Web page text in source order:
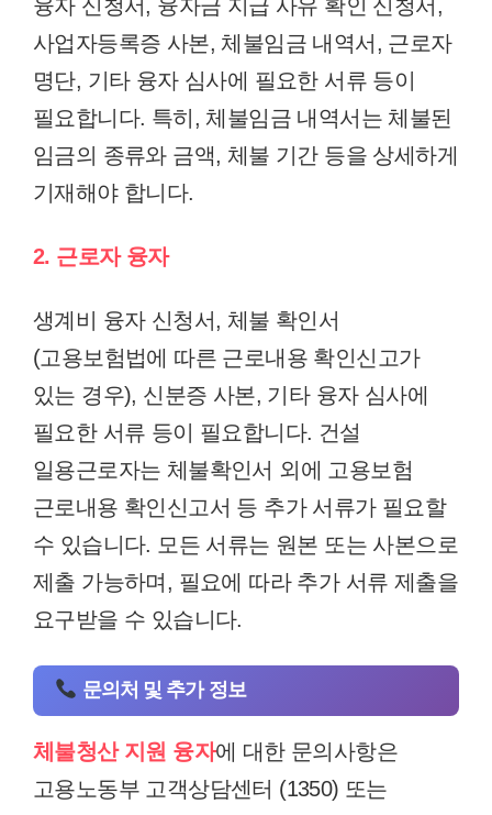
융자 신청서, 융자금 지급 사유 확인 신청서,
사업자등록증 사본, 체불임금 내역서, 근로자
명단, 기타 융자 심사에 필요한 서류 등이
필요합니다. 특히, 체불임금 내역서는 체불된
임금의 종류와 금액, 체불 기간 등을 상세하게
기재해야 합니다.
2. 근로자 융자
생계비 융자 신청서, 체불 확인서
(고용보험법에 따른 근로내용 확인신고가
있는 경우), 신분증 사본, 기타 융자 심사에
필요한 서류 등이 필요합니다. 건설
일용근로자는 체불확인서 외에 고용보험
근로내용 확인신고서 등 추가 서류가 필요할
수 있습니다. 모든 서류는 원본 또는 사본으로
제출 가능하며, 필요에 따라 추가 서류 제출을
요구받을 수 있습니다.
문의처 및 추가 정보
체불청산 지원 융자에 대한 문의사항은
고용노동부 고객상담센터 (1350) 또는